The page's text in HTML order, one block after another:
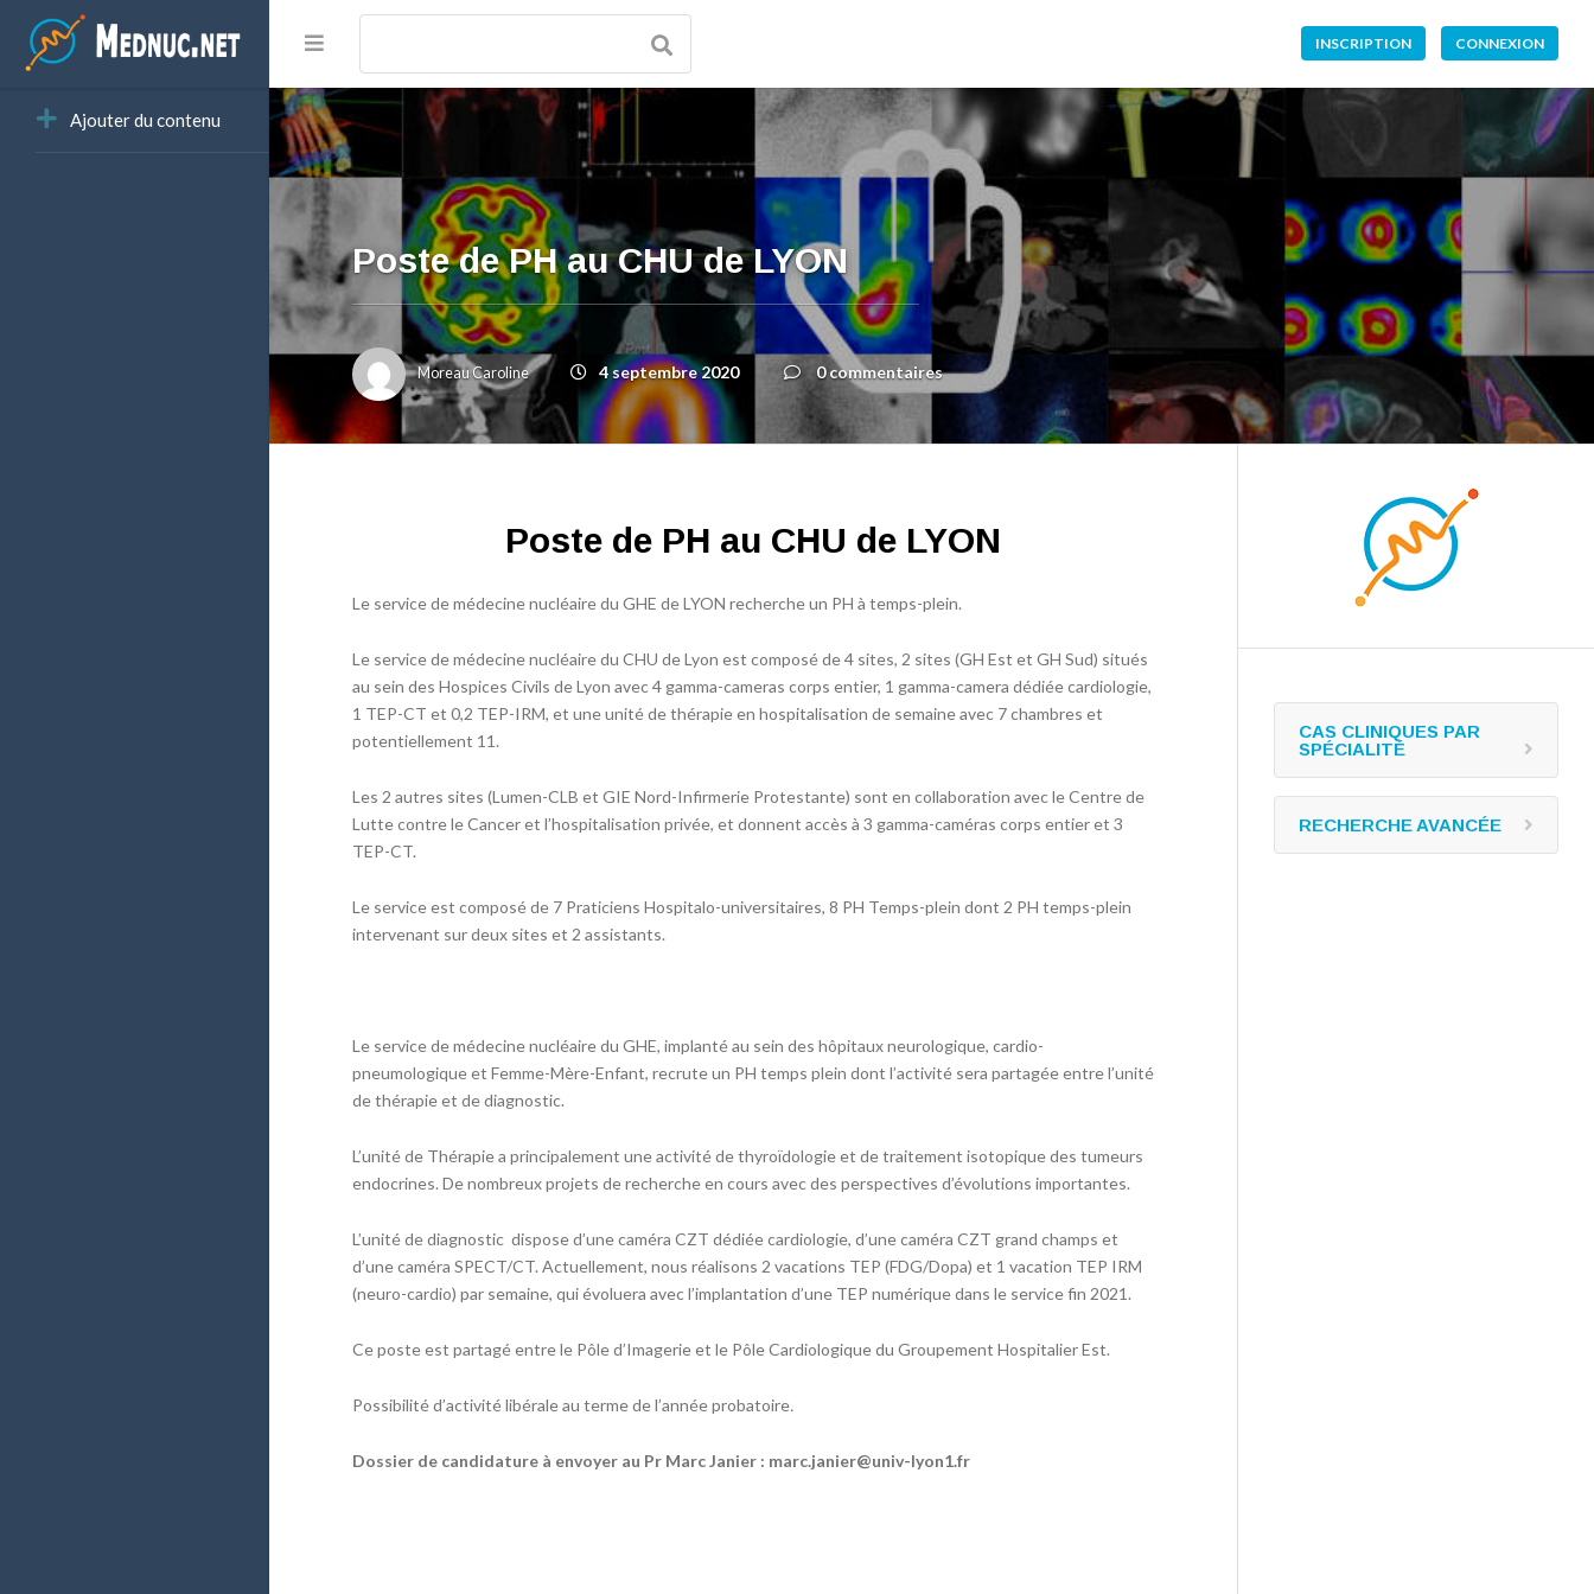
INSCRIPTION CONNEXION
Ajouter du contenu
Poste de PH au CHU de LYON
Moreau Caroline 4 septembre 2020 0 commentaires
Poste de PH au CHU de LYON
Le service de médecine nucléaire du GHE de LYON recherche un PH à temps-plein.
Le service de médecine nucléaire du CHU de Lyon est composé de 4 sites, 2 sites (GH Est et GH Sud) situés
au sein des Hospices Civils de Lyon avec 4 gamma-cameras corps entier, 1 gamma-camera dédiée cardiologie,
1 TEP-CT et 0,2 TEP-IRM, et une unité de thérapie en hospitalisation de semaine avec 7 chambres et
potentiellement 11.
Les 2 autres sites (Lumen-CLB et GIE Nord-Infirmerie Protestante) sont en collaboration avec le Centre de
Lutte contre le Cancer et l’hospitalisation privée, et donnent accès à 3 gamma-caméras corps entier et 3
TEP-CT.
Le service est composé de 7 Praticiens Hospitalo-universitaires, 8 PH Temps-plein dont 2 PH temps-plein
intervenant sur deux sites et 2 assistants.
Le service de médecine nucléaire du GHE, implanté au sein des hôpitaux neurologique, cardio-
pneumologique et Femme-Mère-Enfant, recrute un PH temps plein dont l’activité sera partagée entre l’unité
de thérapie et de diagnostic.
L’unité de Thérapie a principalement une activité de thyroïdologie et de traitement isotopique des tumeurs
endocrines. De nombreux projets de recherche en cours avec des perspectives d’évolutions importantes.
L’unité de diagnostic dispose d’une caméra CZT dédiée cardiologie, d’une caméra CZT grand champs et
d’une caméra SPECT/CT. Actuellement, nous réalisons 2 vacations TEP (FDG/Dopa) et 1 vacation TEP IRM
(neuro-cardio) par semaine, qui évoluera avec l’implantation d’une TEP numérique dans le service fin 2021.
Ce poste est partagé entre le Pôle d’Imagerie et le Pôle Cardiologique du Groupement Hospitalier Est.
Possibilité d’activité libérale au terme de l’année probatoire.
Dossier de candidature à envoyer au Pr Marc Janier : marc.janier@univ-lyon1.fr
CAS CLINIQUES PAR
SPÉCIALITÉ
RECHERCHE AVANCÉE